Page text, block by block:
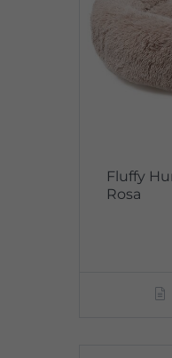
Fluffy
Rosa